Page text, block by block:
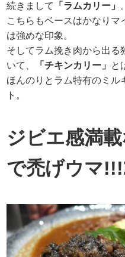
続きまして 「ラムカリー」 。
こちらもベースはかなり
は強めな印象。
そしてラム挽き肉から出る
いて、
「チキンカリー」
と
ほんのりとラム特有のミル
ト。
ジビエ感満
で禿げウマ